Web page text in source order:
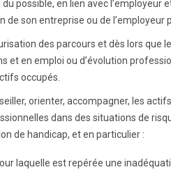
possible, en lien avec l’employeur
de son entreprise ou de l’employeur
des parcours et dès lors que
et en emploi ou d’évolution
occupés.
orienter, accompagner, les
dans des situations de
de handicap, et en particulier :
laquelle est repérée une